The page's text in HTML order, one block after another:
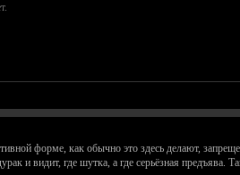
форме, как обычно это здесь делают,
и видит, где шутка, а где серьёзная предъява.